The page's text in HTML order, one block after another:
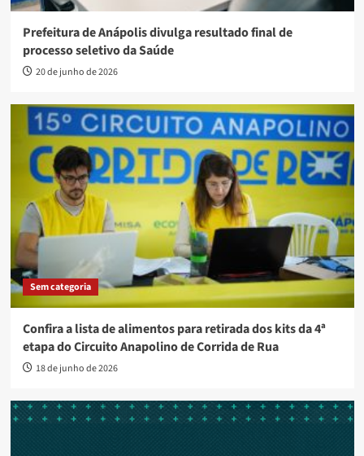
Prefeitura de Anápolis divulga resultado final de
processo seletivo da Saúde
20 de junho de 2026
Sem categoria
Confira a lista de alimentos para retirada dos kits da 4ª
etapa do Circuito Anapolino de Corrida de Rua
18 de junho de 2026